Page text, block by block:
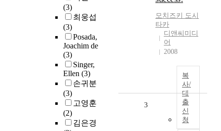
(3)
최웅섭
(3)
Posada,
Joachim de
(3)
Singer,
Ellen (3)
손귀분
(3)
고영훈
(2)
김은경
모치즈키 도시
타카
디앤씨미디
어
2008
복
사/
대
출
신
청
3